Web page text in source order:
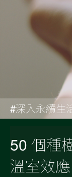
#深入永續生
50 個種
溫室效